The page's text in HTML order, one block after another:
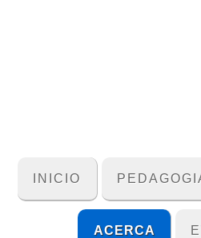
INICIO
ACERCA